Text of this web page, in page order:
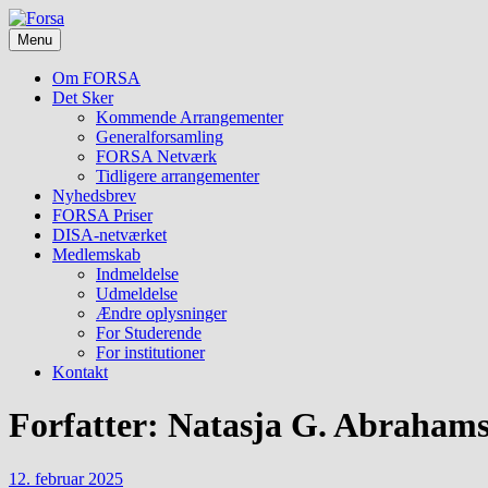
Skip
to
content
Forsa
i
socialt
arbejde
Menu
Om FORSA
Det Sker
Kommende Arrangementer
Generalforsamling
FORSA Netværk
Tidligere arrangementer
Nyhedsbrev
FORSA Priser
DISA-netværket
Medlemskab
Indmeldelse
Udmeldelse
Ændre oplysninger
For Studerende
For institutioner
Kontakt
Forfatter: Natasja G.
12. februar 2025